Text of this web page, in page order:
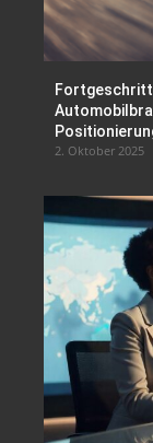
2. Oktober 2025